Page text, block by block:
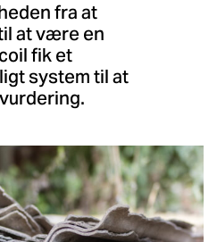
fra at
at være en
fik et
system til at